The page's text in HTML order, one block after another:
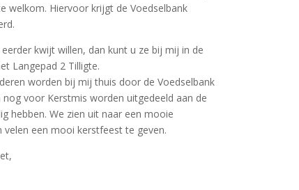
welkom. Hiervoor krijgt de Voedselbank
kwijt willen, dan kunt u ze bij mij in de
Langepad 2 Tilligte.
worden bij mij thuis door de Voedselbank
nog voor Kerstmis worden uitgedeeld aan de
hebben. We zien uit naar een mooie
velen een mooi kerstfeest te geven.